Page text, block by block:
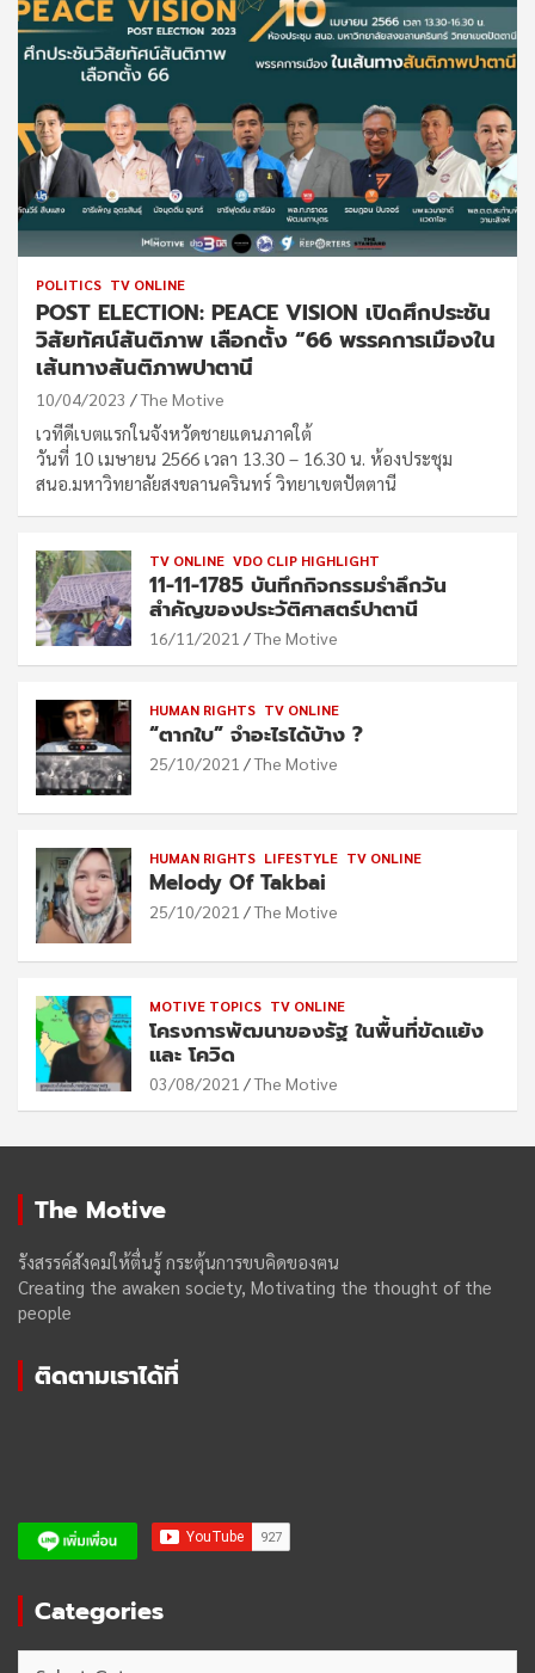
POLITICS TV ONLINE
POST ELECTION: PEACE VISION เปิดศึกประชัน
วิสัยทัศน์สันติภาพ เลือกตั้ง “66 พรรคการเมืองใน
เส้นทางสันติภาพปาตานี
10/04/2023 The Motive
เวทีดีเบตแรกในจังหวัดชายแดนภาคใต้
วันที่ 10 เมษายน 2566 เวลา 13.30 – 16.30 น. ห้องประชุม
สนอ.มหาวิทยาลัยสงขลานครินทร์ วิทยาเขตปัตตานี
TV ONLINE VDO CLIP HIGHLIGHT
11-11-1785 บันทึกกิจกรรมรำลึกวัน
สำคัญของประวัติศาสตร์ปาตานี
16/11/2021 The Motive
HUMAN RIGHTS TV ONLINE
“ตากใบ” จำอะไรได้บ้าง ?
25/10/2021 The Motive
HUMAN RIGHTS LIFESTYLE TV ONLINE
Melody Of Takbai
25/10/2021 The Motive
MOTIVE TOPICS TV ONLINE
โครงการพัฒนาของรัฐ ในพื้นที่ขัดแย้ง
และ โควิด
03/08/2021 The Motive
The Motive
รังสรรค์สังคมให้ตื่นรู้ กระตุ้นการขบคิดของฅน
Creating the awaken society, Motivating the thought of the
people
ติดตามเราได้ที่
Categories